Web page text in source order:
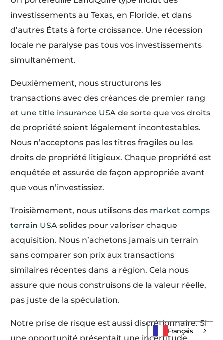
investissements au Texas, en Floride, et dans
d’autres États à forte croissance. Une récession
locale ne paralyse pas tous vos investissements
simultanément.
Deuxièmement, nous structurons les
transactions avec des créances de premier rang
et une title insurance USA de sorte que vos droits
de propriété soient légalement incontestables.
Nous n’acceptons pas les titres fragiles ou les
droits de propriété litigieux. Chaque propriété est
enquêtée et assurée de façon appropriée avant
que vous n’investissiez.
Troisièmement, nous utilisons des market comps
terrain USA solides pour valoriser chaque
acquisition. Nous n’achetons jamais un terrain
sans comparer son prix aux transactions
similaires récentes dans la région. Cela nous
assure que nous construisons de la valeur réelle,
pas juste de la spéculation.
Notre prise de risque est aussi discrétionnaire. Si
une opportunité présentait une incertitude
Français